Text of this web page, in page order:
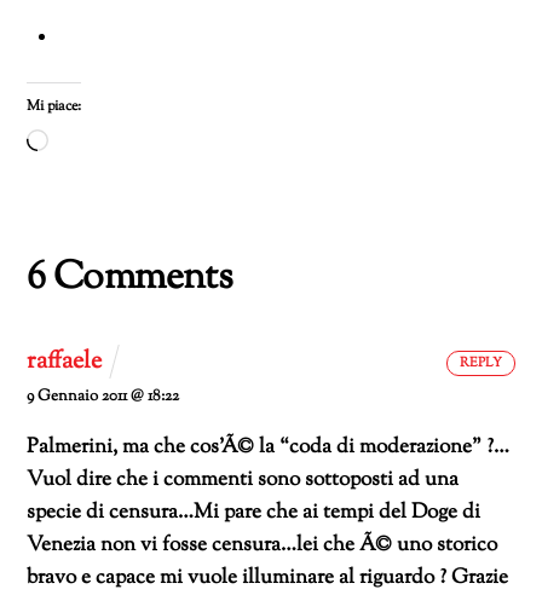
Mi piace:
Caricamento
6 Comments
raffaele
9 Gennaio 2011 @ 18:22
Palmerini, ma che cos’Ã© la “coda di moderazione” ?…
Vuol dire che i commenti sono sottoposti ad una
specie di censura…Mi pare che ai tempi del Doge di
Venezia non vi fosse censura…lei che Ã© uno storico
bravo e capace mi vuole illuminare al riguardo ? Grazie
REPLY